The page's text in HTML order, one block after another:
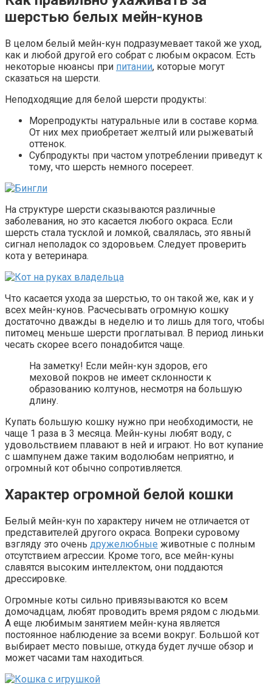
шерстью белых мейн-кунов
В целом белый мейн-кун подразумевает такой же уход,
как и любой другой его собрат с любым окрасом. Есть
некоторые нюансы при питании, которые могут
сказаться на шерсти.
Неподходящие для белой шерсти продукты:
Морепродукты натуральные или в составе корма.
От них мех приобретает желтый или рыжеватый
оттенок.
Субпродукты при частом употреблении приведут к
тому, что шерсть немного посереет.
На структуре шерсти сказываются различные
заболевания, но это касается любого окраса. Если
шерсть стала тусклой и ломкой, свалялась, это явный
сигнал неполадок со здоровьем. Следует проверить
кота у ветеринара.
Что касается ухода за шерстью, то он такой же, как и у
всех мейн-кунов. Расчесывать огромную кошку
достаточно дважды в неделю и то лишь для того, чтобы
питомец меньше шерсти проглатывал. В период линьки
чесать скорее всего понадобится чаще.
На заметку! Если мейн-кун здоров, его
меховой покров не имеет склонности к
образованию колтунов, несмотря на большую
длину.
Купать большую кошку нужно при необходимости, не
чаще 1 раза в 3 месяца. Мейн-куны любят воду, с
удовольствием плавают в ней и играют. Но вот купание
с шампунем даже таким водолюбам неприятно, и
огромный кот обычно сопротивляется.
Характер огромной белой кошки
Белый мейн-кун по характеру ничем не отличается от
представителей другого окраса. Вопреки суровому
взгляду это очень дружелюбные животные с полным
отсутствием агрессии. Кроме того, все мейн-куны
славятся высоким интеллектом, они поддаются
дрессировке.
Огромные коты сильно привязываются ко всем
домочадцам, любят проводить время рядом с людьми.
А еще любимым занятием мейн-куна является
постоянное наблюдение за всеми вокруг. Большой кот
выбирает место повыше, откуда будет лучше обзор и
может часами там находиться.